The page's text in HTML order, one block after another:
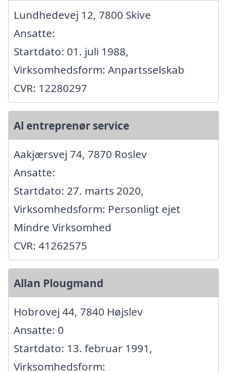
Lundhedevej 12, 7800 Skive
Ansatte:
Startdato: 01. juli 1988,
Virksomhedsform: Anpartsselskab
CVR: 12280297
Al entreprenør service
Aakjærsvej 74, 7870 Roslev
Ansatte:
Startdato: 27. marts 2020,
Virksomhedsform: Personligt ejet
Mindre Virksomhed
CVR: 41262575
Allan Plougmand
Hobrovej 44, 7840 Højslev
Ansatte: 0
Startdato: 13. februar 1991,
Virksomhedsform: